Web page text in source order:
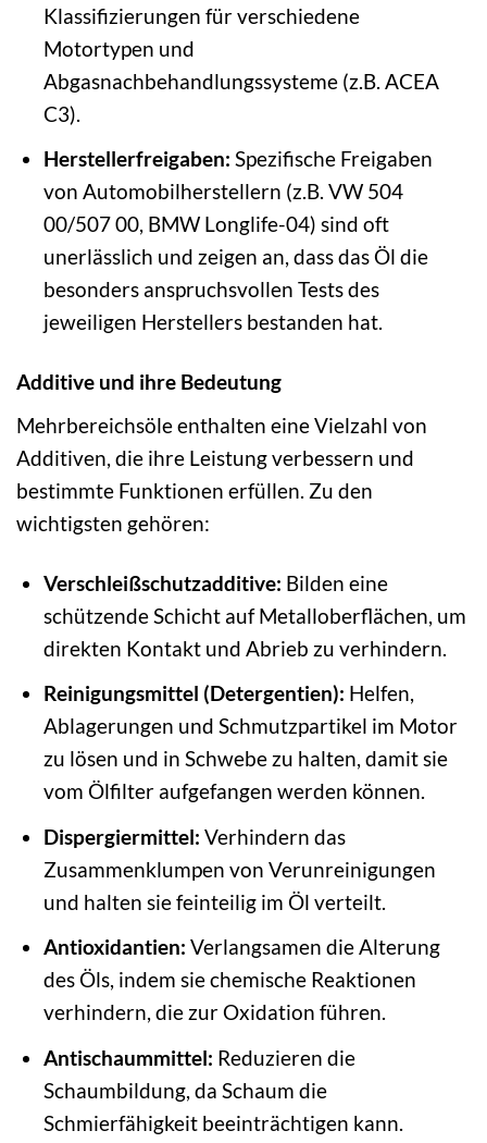
Klassifizierungen für verschiedene
Motortypen und
Abgasnachbehandlungssysteme (z.B. ACEA
C3).
Herstellerfreigaben: Spezifische Freigaben
von Automobilherstellern (z.B. VW 504
00/507 00, BMW Longlife-04) sind oft
unerlässlich und zeigen an, dass das Öl die
besonders anspruchsvollen Tests des
jeweiligen Herstellers bestanden hat.
Additive und ihre Bedeutung
Mehrbereichsöle enthalten eine Vielzahl von
Additiven, die ihre Leistung verbessern und
bestimmte Funktionen erfüllen. Zu den
wichtigsten gehören:
Verschleißschutzadditive: Bilden eine
schützende Schicht auf Metalloberflächen, um
direkten Kontakt und Abrieb zu verhindern.
Reinigungsmittel (Detergentien): Helfen,
Ablagerungen und Schmutzpartikel im Motor
zu lösen und in Schwebe zu halten, damit sie
vom Ölfilter aufgefangen werden können.
Dispergiermittel: Verhindern das
Zusammenklumpen von Verunreinigungen
und halten sie feinteilig im Öl verteilt.
Antioxidantien: Verlangsamen die Alterung
des Öls, indem sie chemische Reaktionen
verhindern, die zur Oxidation führen.
Antischaummittel: Reduzieren die
Schaumbildung, da Schaum die
Schmierfähigkeit beeinträchtigen kann.